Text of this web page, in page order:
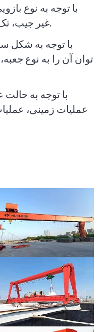
غیر جیب، تک جک و دو جبه تقسیم کرد.
با توجه به شکل
توان آن را به نوع
با توجه به
عملیات زمینی،